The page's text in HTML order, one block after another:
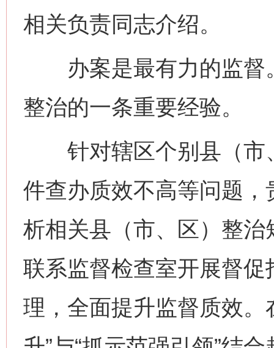
相关负责同志介绍。
办案是最有力的监督
整治的一条重要经验。
针对辖区个别县（市
件查办质效不高等问题
析相关县（市、区）整
联系监督检查室开展督
理，全面提升监督质效。